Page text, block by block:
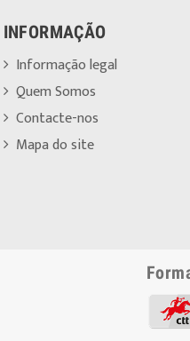
INFORMAÇÃO
Informação legal
Quem Somos
Contacte-nos
Mapa do site